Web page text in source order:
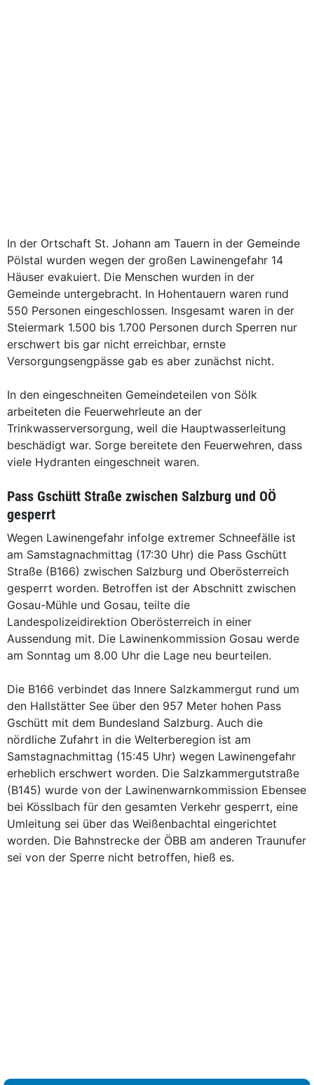
In der Ortschaft St. Johann am Tauern in der Gemeinde
Pölstal wurden wegen der großen Lawinengefahr 14
Häuser evakuiert. Die Menschen wurden in der
Gemeinde untergebracht. In Hohentauern waren rund
550 Personen eingeschlossen. Insgesamt waren in der
Steiermark 1.500 bis 1.700 Personen durch Sperren nur
erschwert bis gar nicht erreichbar, ernste
Versorgungsengpässe gab es aber zunächst nicht.
In den eingeschneiten Gemeindeteilen von Sölk
arbeiteten die Feuerwehrleute an der
Trinkwasserversorgung, weil die Hauptwasserleitung
beschädigt war. Sorge bereitete den Feuerwehren, dass
viele Hydranten eingeschneit waren.
Pass Gschütt Straße zwischen Salzburg und OÖ
gesperrt
Wegen Lawinengefahr infolge extremer Schneefälle ist
am Samstagnachmittag (17:30 Uhr) die Pass Gschütt
Straße (B166) zwischen Salzburg und Oberösterreich
gesperrt worden. Betroffen ist der Abschnitt zwischen
Gosau-Mühle und Gosau, teilte die
Landespolizeidirektion Oberösterreich in einer
Aussendung mit. Die Lawinenkommission Gosau werde
am Sonntag um 8.00 Uhr die Lage neu beurteilen.
Die B166 verbindet das Innere Salzkammergut rund um
den Hallstätter See über den 957 Meter hohen Pass
Gschütt mit dem Bundesland Salzburg. Auch die
nördliche Zufahrt in die Welterberegion ist am
Samstagnachmittag (15:45 Uhr) wegen Lawinengefahr
erheblich erschwert worden. Die Salzkammergutstraße
(B145) wurde von der Lawinenwarnkommission Ebensee
bei Kösslbach für den gesamten Verkehr gesperrt, eine
Umleitung sei über das Weißenbachtal eingerichtet
worden. Die Bahnstrecke der ÖBB am anderen Traunufer
sei von der Sperre nicht betroffen, hieß es.